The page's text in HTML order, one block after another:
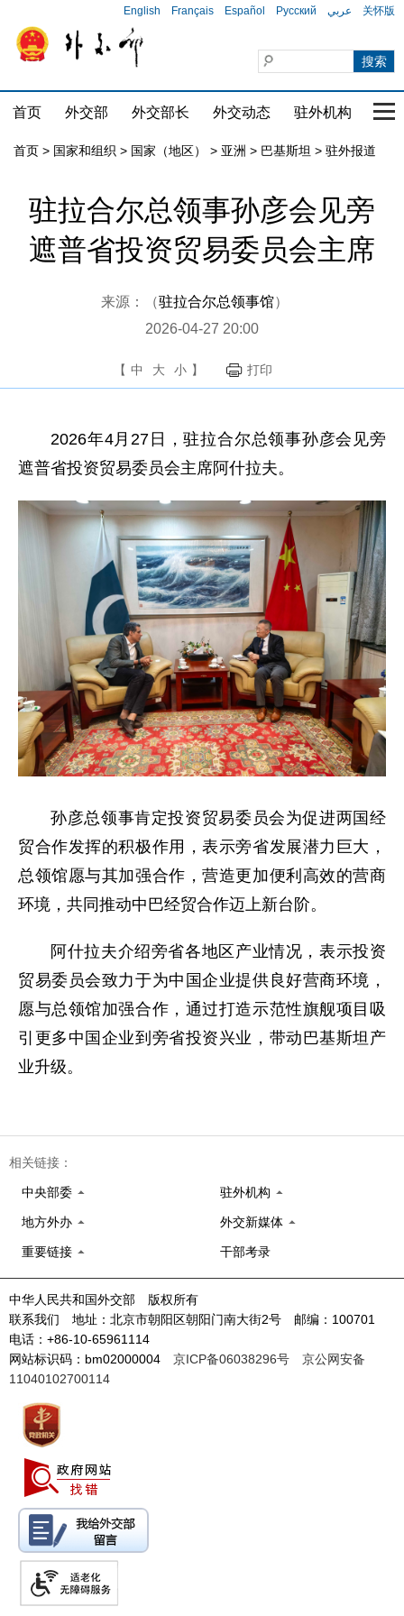
English Français Español Русский عربي 关怀版
首页 外交部 外交部长 外交动态 驻外机构 国
首页 > 国家和组织 > 国家（地区） > 亚洲 > 巴基斯坦 > 驻外报道
驻拉合尔总领事孙彦会见旁
遮普省投资贸易委员会主席
来源：（驻拉合尔总领事馆）
2026-04-27 20:00
【 中 大 小 】 打印
2026年4月27日，驻拉合尔总领事孙彦会见旁
遮普省投资贸易委员会主席阿什拉夫。
孙彦总领事肯定投资贸易委员会为促进两国经
贸合作发挥的积极作用，表示旁省发展潜力巨大，
总领馆愿与其加强合作，营造更加便利高效的营商
环境，共同推动中巴经贸合作迈上新台阶。
阿什拉夫介绍旁省各地区产业情况，表示投资
贸易委员会致力于为中国企业提供良好营商环境，
愿与总领馆加强合作，通过打造示范性旗舰项目吸
引更多中国企业到旁省投资兴业，带动巴基斯坦产
业升级。
相关链接：
中央部委 驻外机构
地方外办 外交新媒体
重要链接 干部考录
中华人民共和国外交部 版权所有
联系我们 地址：北京市朝阳区朝阳门南大街2号 邮编：100701
电话：+86-10-65961114
网站标识码：bm02000004 京ICP备06038296号
京公网安备
11040102700114